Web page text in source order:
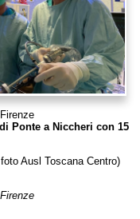
Ponte a Niccheri con 15
Ausl Toscana Centro)